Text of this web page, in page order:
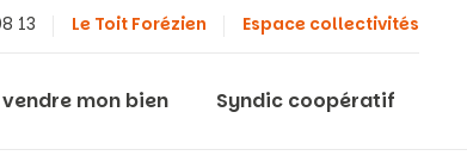
13 Le Toit Forézien Espace collectivités
mon bien Syndic coopératif